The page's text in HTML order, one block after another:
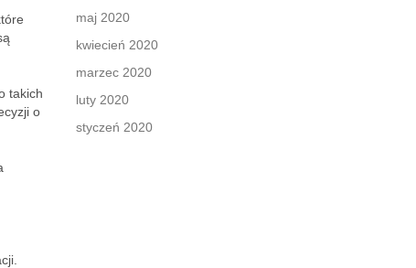
takich
o
maj 2020
kwiecień 2020
marzec 2020
luty 2020
styczeń 2020